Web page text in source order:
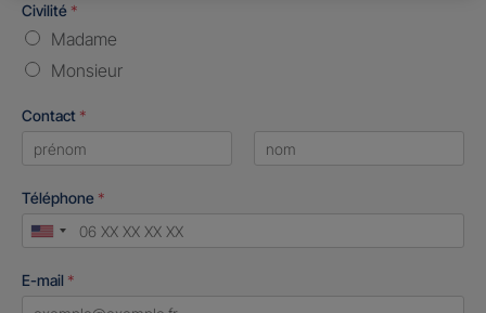
Civilité *
Madame
Monsieur
Contact *
Téléphone *
United
+1
E-mail *